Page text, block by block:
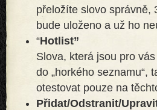
přeložíte slovo správně,
bude uloženo a už ho
“Hotlist”
Slova, která jsou pro
do „horkého seznamu“,
otestovat pouze na
Přidat/Odstranit/